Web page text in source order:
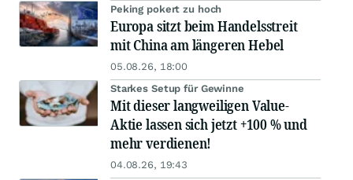
Peking pokert zu hoch
Europa sitzt beim Handelsstreit
mit China am längeren Hebel
05.08.26, 18:00
Starkes Setup für Gewinne
Mit dieser langweiligen Value-
Aktie lassen sich jetzt +100 % und
mehr verdienen!
04.08.26, 19:43